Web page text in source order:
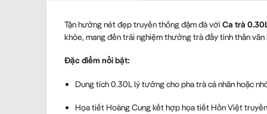
Tận hưởng nét đẹp truyền thống đậm đà vớiCa trà
khỏe, mang đến trải nghiệm thưởng trà đầy tinh thần văn
Đặc điểm nổi bật:
Dung tích 0.30L lý tưởng cho pha trà cá nhân hoặc
Họa tiết Hoàng Cung kết hợp họa tiết Hồn Việt